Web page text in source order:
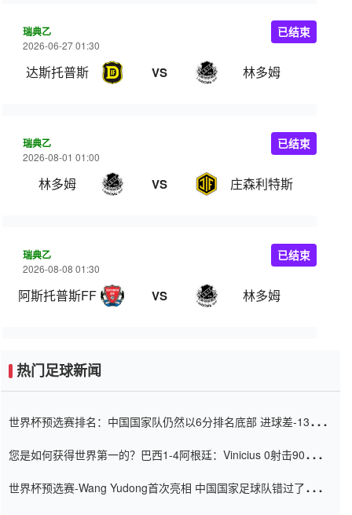
瑞典乙
2026-06-27 01:30
达斯托普斯 VS 林多姆
已结束
瑞典乙
2026-08-01 01:00
林多姆 VS 庄森利特斯
已结束
瑞典乙
2026-08-08 01:30
阿斯托普斯FF VS 林多姆
已结束
热门足球新闻
世界杯预选赛排名：中国国家队仍然以6分排名底部 进球差-13令人
您是如何获得世界第一的？巴西1-4阿根廷：Vinicius 0射击90分钟
世界杯预选赛-Wang Yudong首次亮相 中国国家足球队错过了世界